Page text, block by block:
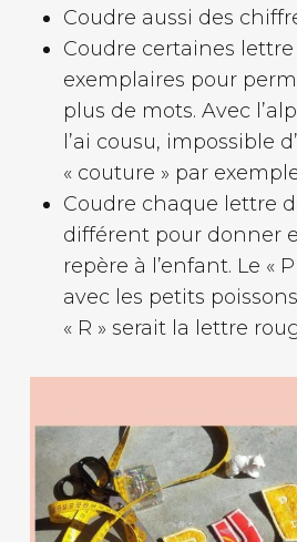
Coudre aussi des
Coudre certaines
exemplaires pour
plus de mots. Avec
l’ai cousu, impossible
« couture » par
Coudre chaque lettre
différent pour donner
repère à l’enfant. Le «
avec les petits
« R » serait la lettre